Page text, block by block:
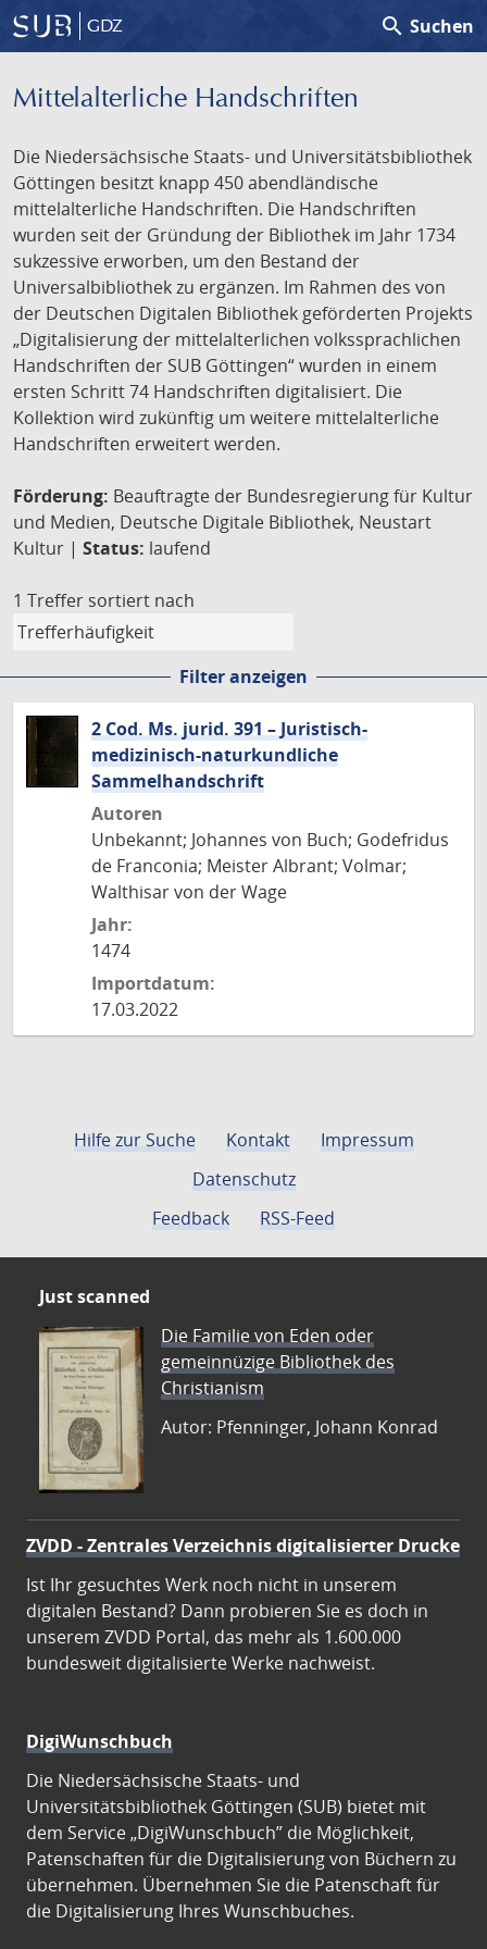
GDZ search Suchen
Mittelalterliche Handschriften
Die Niedersächsische Staats- und Universitätsbibliothek
Göttingen besitzt knapp 450 abendländische
mittelalterliche Handschriften. Die Handschriften
wurden seit der Gründung der Bibliothek im Jahr 1734
sukzessive erworben, um den Bestand der
Universalbibliothek zu ergänzen. Im Rahmen des von
der Deutschen Digitalen Bibliothek geförderten Projekts
„Digitalisierung der mittelalterlichen volkssprachlichen
Handschriften der SUB Göttingen“ wurden in einem
ersten Schritt 74 Handschriften digitalisiert. Die
Kollektion wird zukünftig um weitere mittelalterliche
Handschriften erweitert werden.
Förderung: Beauftragte der Bundesregierung für Kultur
und Medien, Deutsche Digitale Bibliothek, Neustart
Kultur | Status: laufend
1 Treffer sortiert nach
Filter anzeigen
2 Cod. Ms. jurid. 391 – Juristisch-
medizinisch-naturkundliche
Sammelhandschrift
Autoren
Unbekannt; Johannes von Buch; Godefridus
de Franconia; Meister Albrant; Volmar;
Walthisar von der Wage
Jahr:
1474
Importdatum:
17.03.2022
Hilfe zur Suche Kontakt
Impressum
Datenschutz
Feedback
RSS-Feed
Just scanned
Die Familie von Eden oder
gemeinnüzige Bibliothek des
Christianism
Autor: Pfenninger, Johann Konrad
ZVDD - Zentrales Verzeichnis digitalisierter Drucke
Ist Ihr gesuchtes Werk noch nicht in unserem
digitalen Bestand? Dann probieren Sie es doch in
unserem ZVDD Portal, das mehr als 1.600.000
bundesweit digitalisierte Werke nachweist.
DigiWunschbuch
Die Niedersächsische Staats- und
Universitätsbibliothek Göttingen (SUB) bietet mit
dem Service „DigiWunschbuch” die Möglichkeit,
Patenschaften für die Digitalisierung von Büchern zu
übernehmen. Übernehmen Sie die Patenschaft für
die Digitalisierung Ihres Wunschbuches.